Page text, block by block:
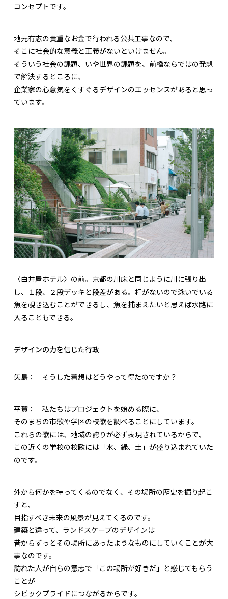
コンセプトです。
地元有志の貴重なお金で行われる公共工事なので、
そこに社会的な意義と正義がないといけません。
そういう社会の課題、いや世界の課題を、前橋ならではの発想
で解決するところに、
企業家の心意気をくすぐるデザインのエッセンスがあると思っ
ています。
〈白井屋ホテル〉の前。京都の川床と同じように川に張り出
し、１段、２段デッキと段差がある。柵がないので泳いでいる
魚を覗き込むことができるし、魚を捕まえたいと思えば水路に
入ることもできる。
デザインの力を信じた行政
矢島： そうした着想はどうやって得たのですか？
平賀： 私たちはプロジェクトを始める際に、
そのまちの市歌や学区の校歌を調べることにしています。
これらの歌には、地域の誇りが必ず表現されているからで、
この近くの学校の校歌には「水、緑、土」が盛り込まれていた
のです。
外から何かを持ってくるのでなく、その場所の歴史を掘り起こ
すと、
目指すべき未来の風景が見えてくるのです。
建築と違って、ランドスケープのデザインは
昔からずっとその場所にあったようなものにしていくことが大
事なのです。
訪れた人が自らの意志で「この場所が好きだ」と感じてもらう
ことが
シビックプライドにつながるからです。